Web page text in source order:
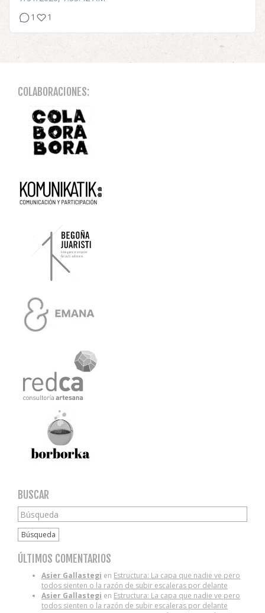
1
1
COLABORACIONES:
BUSCAR
Búsqueda
ÚLTIMOS COMENTARIOS
Asier Gallastegi en Estructura: La capa que nadie ve pero
todos sienten o la razón de subir escaleras por delante
Asier Gallastegi en Estructura: La capa que nadie ve pero
todos sienten o la razón de subir escaleras por delante